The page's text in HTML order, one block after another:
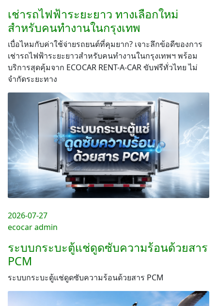
เช่ารถไฟฟ้าระยะยาว ทางเลือกใหม่
สำหรับคนทำงานในกรุงเทพ
เบื่อไหมกับค่าใช้จ่ายรถยนต์ที่คุมยาก? เจาะลึกข้อดีของการ
เช่ารถไฟฟ้าระยะยาวสำหรับคนทำงานในกรุงเทพฯ พร้อม
บริการสุดคุ้มจาก ECOCAR RENT-A-CAR ขับฟรีทั่วไทย ไม่
จำกัดระยะทาง
2026-07-27
ecocar admin
ระบบกระบะตู้แช่ดูดซับความร้อนด้วยสาร
PCM
ระบบกระบะตู้แช่ดูดซับความร้อนด้วยสาร PCM